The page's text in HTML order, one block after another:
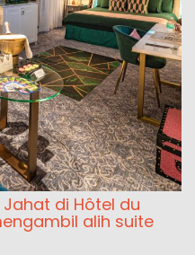
di Hôtel du
alih suite